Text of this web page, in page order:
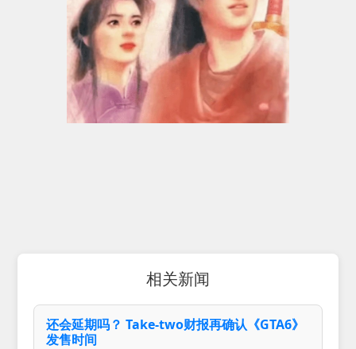
相关新闻
还会延期吗？ Take-two财报再确认《GTA6》
发售时间